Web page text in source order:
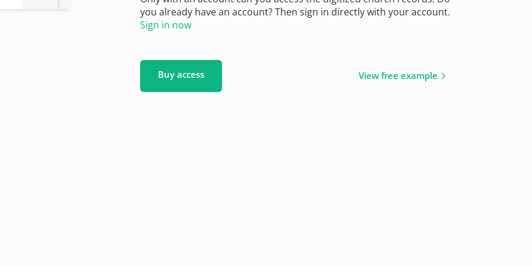
you already have an account? Then sign in directly with your account.
Sign in now
Buy access View free example